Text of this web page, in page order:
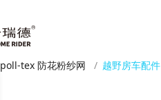
poll-tex 防花粉纱网 越野房车配件